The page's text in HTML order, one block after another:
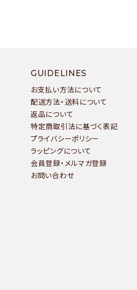
GUIDELINES
お支払い方法について
配送方法・送料について
返品について
特定商取引法に基づく表記
プライバシーポリシー
ラッピングについて
会員登録・メルマガ登録
お問い合わせ